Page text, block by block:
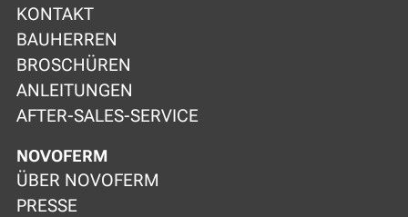
KONTAKT
BAUHERREN
BROSCHÜREN
ANLEITUNGEN
AFTER-SALES-SERVICE
NOVOFERM
ÜBER NOVOFERM
PRESSE